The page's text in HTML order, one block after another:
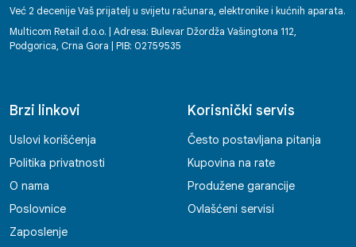
Već 2 decenije Vaš prijatelj u svijetu računara, elektronike i kućnih aparata.
Multicom Retail d.o.o. | Adresa: Bulevar Džordža Vašingtona 112,
Podgorica, Crna Gora | PIB: 02759535
Brzi linkovi
Uslovi korišćenja
Politika privatnosti
O nama
Poslovnice
Zaposlenje
Korisnički servis
Često postavljana pitanja
Kupovina na rate
Produžene garancije
Ovlašćeni servisi